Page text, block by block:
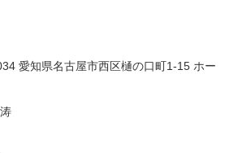
愛知県名古屋市西区樋の口町1-15 ホー